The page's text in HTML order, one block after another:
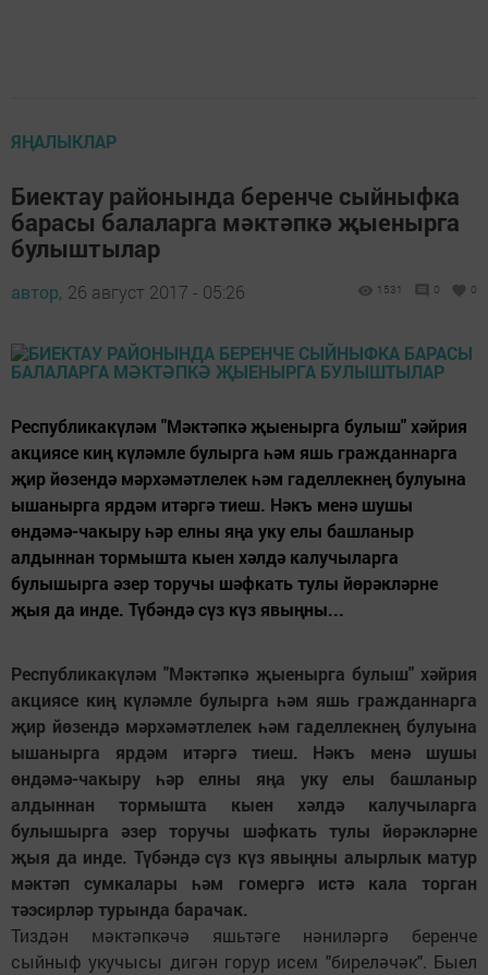
ЯҢАЛЫКЛАР
Биектау районында беренче сыйныфка
барасы балаларга мәктәпкә җыенырга
булыштылар
автор, 26 август 2017 - 05:26 1531 0 0
Республикакүләм "Мәктәпкә җыенырга булыш" хәйрия
акциясе киң күләмле булырга һәм яшь гражданнарга
җир йөзендә мәрхәмәтлелек һәм гаделлекнең булуына
ышанырга ярдәм итәргә тиеш. Нәкъ менә шушы
өндәмә-чакыру һәр елны яңа уку елы башланыр
алдыннан тормышта кыен хәлдә калучыларга
булышырга әзер торучы шәфкать тулы йөрәкләрне
җыя да инде. Түбәндә сүз күз явыңны...
Республикакүләм "Мәктәпкә җыенырга булыш" хәйрия
акциясе киң күләмле булырга һәм яшь гражданнарга
җир йөзендә мәрхәмәтлелек һәм гаделлекнең булуына
ышанырга ярдәм итәргә тиеш. Нәкъ менә шушы
өндәмә-чакыру һәр елны яңа уку елы башланыр
алдыннан тормышта кыен хәлдә калучыларга
булышырга әзер торучы шәфкать тулы йөрәкләрне
җыя да инде. Түбәндә сүз күз явыңны алырлык матур
мәктәп сумкалары һәм гомергә истә кала торган
тәэсирләр турында барачак.
Тиздән мәктәпкәчә яшьтәге нәниләргә беренче
сыйныф укучысы дигән горур исем "биреләчәк". Быел